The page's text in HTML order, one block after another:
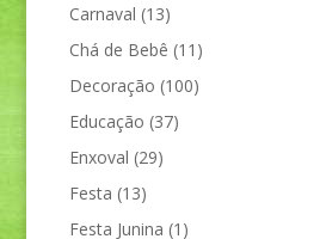
Carnaval (13)
Chá de Bebê (11)
Decoração (100)
Educação (37)
Enxoval (29)
Festa (13)
Festa Junina (1)